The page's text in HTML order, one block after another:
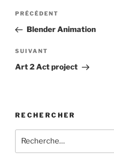
Navigation
l’article
Article
précédent
PRÉCÉDENT
Blender Animation
Article
suivant
SUIVANT
Art 2 Act project
RECHERCHER
pour